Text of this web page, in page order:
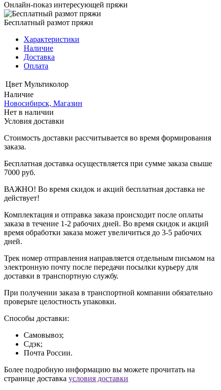
Онлайн-показ интересующей пряжи
Бесплатный размот пряжи
Характеристики
Наличие
Доставка
Оплата
Цвет Мультиколор
Наличие
Новосибирск, Магазин
Нет в наличии
Условия доставки
Стоимость доставки рассчитывается во время формирования
заказа.
Бесплатная доставка осуществляется при сумме заказа свыше
7000 руб.
ВАЖНО! Во время скидок и акций бесплатная доставка не
действует!
Комплектация и отправка заказа происходит после оплаты
заказа в течение 1-2 рабочих дней. Во время скидок и акций
время обработки заказа может увеличиться до 3-5 рабочих
дней.
Трек номер отправления направляется отдельным письмом на
электронную почту после передачи посылки курьеру для
доставки в транспортную службу.
При получении заказа в транспортной компании обязательно
проверьте целостность упаковки.
Способы доставки:
Самовывоз;
Сдэк;
Почта России.
Более подробную информацию вы можете прочитать на
странице доставка условия доставки